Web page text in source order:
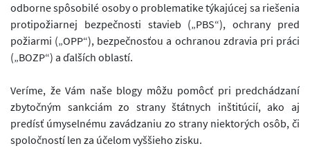
odborne spôsobilé osoby o problematike týkajúcej sa riešenia
protipožiarnej bezpečnosti stavieb („PBS“), ochrany pred
požiarmi („OPP“), bezpečnosťou a ochranou zdravia pri práci
(„BOZP“) a ďalších oblastí.
Veríme, že Vám naše blogy môžu pomôcť pri predchádzaní
zbytočným sankciám zo strany štátnych inštitúcií, ako aj
predísť úmyselnému zavádzaniu zo strany niektorých osôb, či
spoločností len za účelom vyššieho zisku.